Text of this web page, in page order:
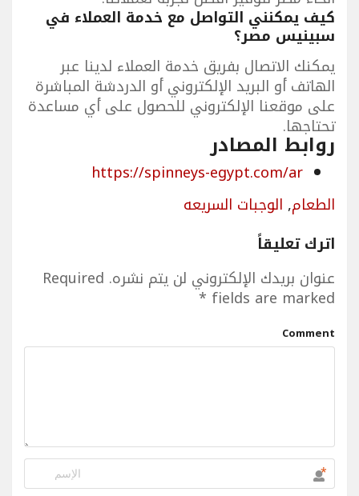
كيف يمكنني التواصل مع خدمة العملاء في
سبينيس مصر؟
يمكنك الاتصال بفريق خدمة العملاء لدينا عبر
الهاتف أو البريد الإلكتروني أو الدردشة المباشرة
على موقعنا الإلكتروني للحصول على أي مساعدة
تحتاجها.
روابط المصادر
https://spinneys-egypt.com/ar
الطعام, الوجبات السريعه
اترك تعليقاً
عنوان بريدك الإلكتروني لن يتم نشره. Required
fields are marked
*
Comment
*